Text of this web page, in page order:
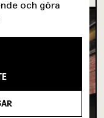
och göra